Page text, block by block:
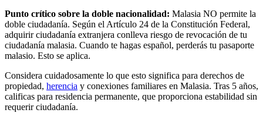
Punto crítico sobre la doble nacionalidad: Malasia NO permite la
doble ciudadanía. Según el Artículo 24 de la Constitución Federal,
adquirir ciudadanía extranjera conlleva riesgo de revocación de tu
ciudadanía malasia. Cuando te hagas español, perderás tu pasaporte
malasio. Esto se aplica.
Considera cuidadosamente lo que esto significa para derechos de
propiedad, herencia y conexiones familiares en Malasia. Tras 5 años,
calificas para residencia permanente, que proporciona estabilidad sin
requerir ciudadanía.